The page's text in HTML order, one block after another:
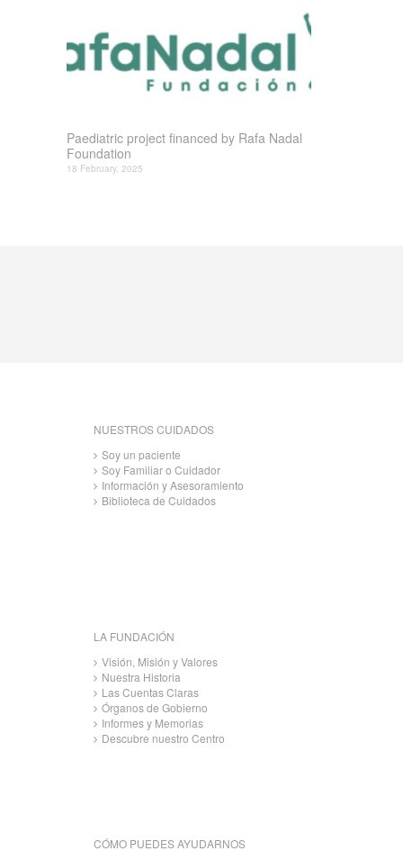
Paediatric project financed by Rafa Nadal
Foundation
18 February, 2025
NUESTROS CUIDADOS
Soy un paciente
Soy Familiar o Cuidador
Información y Asesoramiento
Biblioteca de Cuidados
LA FUNDACIÓN
Visión, Misión y Valores
Nuestra Historia
Las Cuentas Claras
Órganos de Gobierno
Informes y Memorias
Descubre nuestro Centro
CÓMO PUEDES AYUDARNOS